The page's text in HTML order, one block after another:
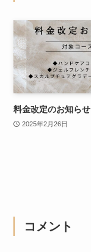
料金改定のお知らせ
2025年2月26日
コメント